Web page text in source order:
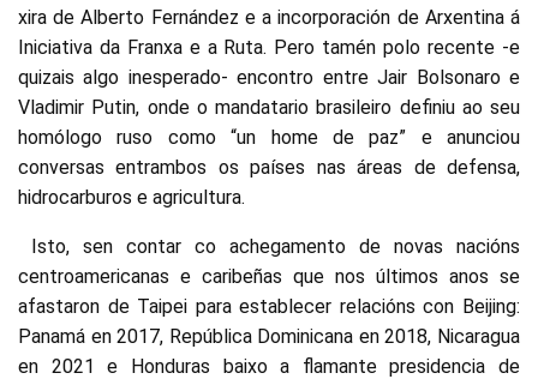
xira de Alberto Fernández e a incorporación de Arxentina á
Iniciativa da Franxa e a Ruta. Pero tamén polo recente -e
quizais algo inesperado- encontro entre Jair Bolsonaro e
Vladimir Putin, onde o mandatario brasileiro definiu ao seu
homólogo ruso como “un home de paz” e anunciou
conversas entrambos os países nas áreas de defensa,
hidrocarburos e agricultura.
Isto, sen contar co achegamento de novas nacións
centroamericanas e caribeñas que nos últimos anos se
afastaron de Taipei para establecer relacións con Beijing:
Panamá en 2017, República Dominicana en 2018, Nicaragua
en 2021 e Honduras baixo a flamante presidencia de